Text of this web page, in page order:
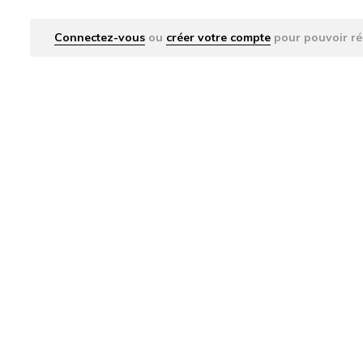
Connectez-vous ou créer votre compte pour pouvoir